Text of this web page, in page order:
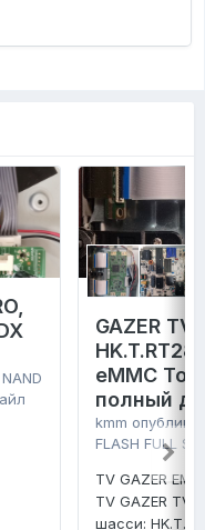
GAZER
eMMC
полный
kmm
FLASH FULL
TV GAZER
TV GAZER
шасси: